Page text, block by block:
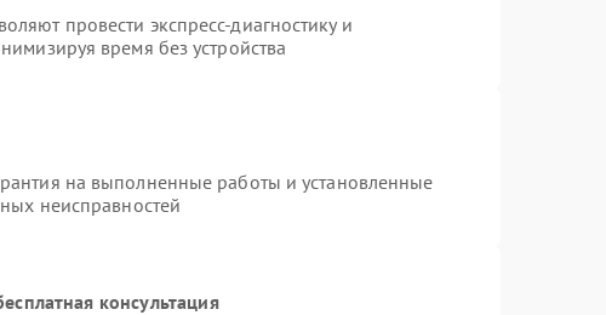
провести экспресс-диагностику и
время без устройства
на выполненные работы и установленные
неисправностей
консультация